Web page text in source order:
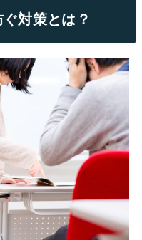
対策とは？